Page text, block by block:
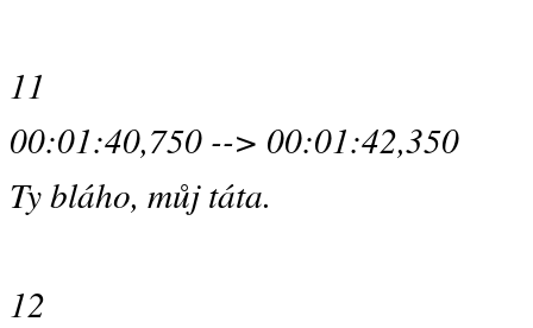
11
00:01:40,750 --> 00:01:42,350
Ty bláho, můj táta.
12